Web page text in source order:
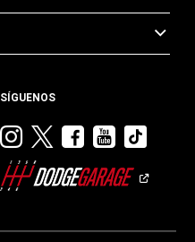
SÍGUENOS
Visitar
Dodge
en
Visitar
en
Visitar
en
Visitar
en en